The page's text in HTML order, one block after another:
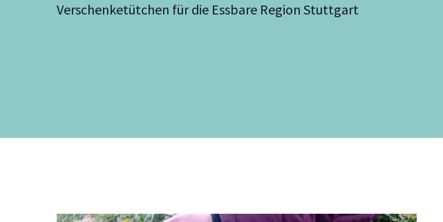
Verschenketütchen für die Essbare Region Stuttgart